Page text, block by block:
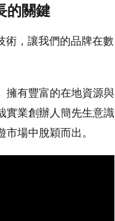
的關鍵
術，讓我們的品牌在數
擁有豐富的在地資源與
實業創辦人簡先生意識
場中脫穎而出。